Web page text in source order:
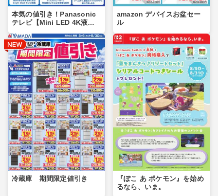
本気の値引き！Panasonic
テレビ【Mini LED 4K液
amazon デバイスお盆セー
ル
冷蔵庫 期間限定値引き
『ぽこ あ ポケモン』を始め
るなら、いま。